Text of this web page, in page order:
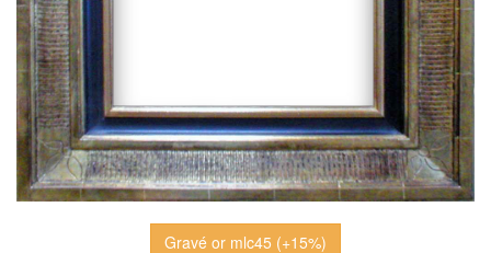
Gravé or mlc45 (+15%)